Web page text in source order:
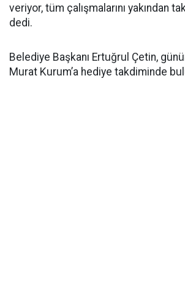
veriyor, tüm çalışmalarını yakından
dedi.
Belediye Başkanı Ertuğrul Çetin,
Murat Kurum’a hediye takdiminde